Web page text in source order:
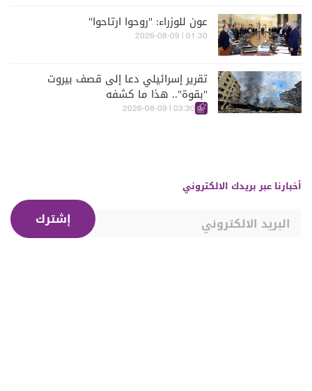
عون للوزراء: "روحوا ارتاحوا"
01:30 | 2026-08-09
تقرير إسرائيلي دعا إلى قصف بيروت
"بقوة".. هذا ما كشفه
03:30 | 2026-08-09
أخبارنا عبر بريدك الالكتروني
إشترك